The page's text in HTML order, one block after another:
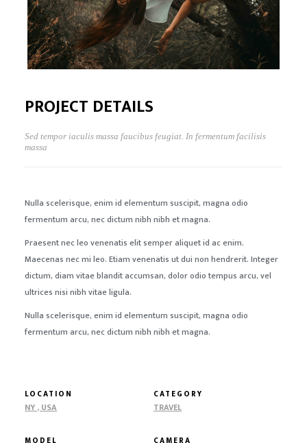
PROJECT DETAILS
Sed tempor iaculis massa faucibus feugiat. In fermentum facilisis
massa
Nulla scelerisque, enim id elementum suscipit, magna odio
fermentum arcu, nec dictum nibh nibh et magna.
Praesent nec leo venenatis elit semper aliquet id ac enim.
Maecenas nec mi leo. Etiam venenatis ut dui non hendrerit. Integer
dictum, diam vitae blandit accumsan, dolor odio tempus arcu, vel
ultrices nisi nibh vitae ligula.
Nulla scelerisque, enim id elementum suscipit, magna odio
fermentum arcu, nec dictum nibh nibh et magna.
LOCATION
NY , USA
CATEGORY
TRAVEL